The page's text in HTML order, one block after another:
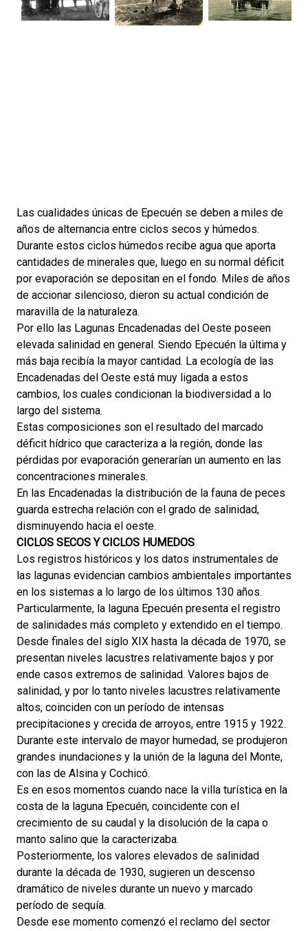
Las cualidades únicas de Epecuén se deben a miles de
años de alternancia entre ciclos secos y húmedos.
Durante estos ciclos húmedos recibe agua que aporta
cantidades de minerales que, luego en su normal déficit
por evaporación se depositan en el fondo. Miles de años
de accionar silencioso, dieron su actual condición de
maravilla de la naturaleza.
Por ello las Lagunas Encadenadas del Oeste poseen
elevada salinidad en general. Siendo Epecuén la última y
más baja recibía la mayor cantidad. La ecología de las
Encadenadas del Oeste está muy ligada a estos
cambios, los cuales condicionan la biodiversidad a lo
largo del sistema.
Estas composiciones son el resultado del marcado
déficit hídrico que caracteriza a la región, donde las
pérdidas por evaporación generarían un aumento en las
concentraciones minerales.
En las Encadenadas la distribución de la fauna de peces
guarda estrecha relación con el grado de salinidad,
disminuyendo hacia el oeste.
CICLOS SECOS Y CICLOS HUMEDOS
Los registros históricos y los datos instrumentales de
las lagunas evidencian cambios ambientales importantes
en los sistemas a lo largo de los últimos 130 años.
Particularmente, la laguna Epecuén presenta el registro
de salinidades más completo y extendido en el tiempo.
Desde finales del siglo XIX hasta la década de 1970, se
presentan niveles lacustres relativamente bajos y por
ende casos extremos de salinidad. Valores bajos de
salinidad, y por lo tanto niveles lacustres relativamente
altos, coinciden con un período de intensas
precipitaciones y crecida de arroyos, entre 1915 y 1922.
Durante este intervalo de mayor humedad, se produjeron
grandes inundaciones y la unión de la laguna del Monte,
con las de Alsina y Cochicó.
Es en esos momentos cuando nace la villa turística en la
costa de la laguna Epecuén, coincidente con el
crecimiento de su caudal y la disolución de la capa o
manto salino que la caracterizaba.
Posteriormente, los valores elevados de salinidad
durante la década de 1930, sugieren un descenso
dramático de niveles durante un nuevo y marcado
período de sequía.
Desde ese momento comenzó el reclamo del sector